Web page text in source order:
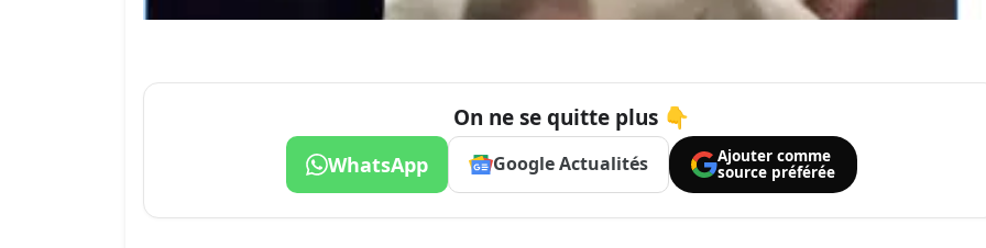
On ne se quitte plus 👇
WhatsApp Google Actualités
Ajouter comme
source préférée